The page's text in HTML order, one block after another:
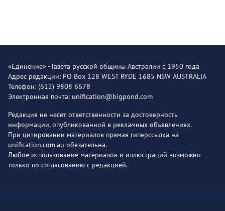
«Единение» - Газета русской общины Австралии с 1950 года
Адрес редакции: PO Box 128 WEST RYDE 1685 NSW AUSTRALIA
Телефон: (612) 9808 6678
Электронная почта: unification@bigpond.com
Редакция не несет ответственности за достоверность
информации, опубликованной в рекламных объявлениях.
При цитировании материалов прямая гиперссылка на
unification.com.au обязательна.
Любое использование материалов и иллюстраций возможно
только по согласованию с редакцией.